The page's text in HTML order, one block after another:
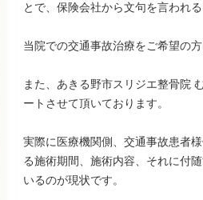
とで、保険会社から文句を言われ
当院での交通事故治療をご希望の
また、あきる野市スリジエ整骨院
ートさせて頂いております。
実際に医療機関側、交通事故患者
る施術期間、施術内容、それに付
いるのが現状です。